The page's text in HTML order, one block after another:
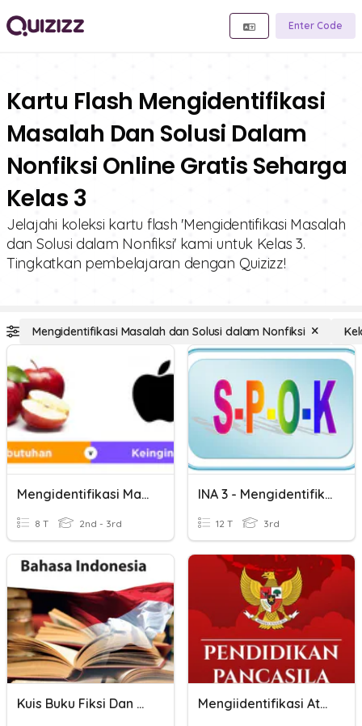
Enter Code
Kartu Flash Mengidentifikasi
Masalah Dan Solusi Dalam
Nonfiksi Online Gratis Seharga
Kelas 3
Jelajahi koleksi kartu flash 'Mengidentifikasi Masalah
dan Solusi dalam Nonfiksi' kami untuk Kelas 3.
Tingkatkan pembelajaran dengan Quizizz!
Mengidentifikasi Masalah dan Solusi dalam Nonfiksi
Mengidentifikasi Masalah
8 T 2nd - 3rd
INA 3 - Mengidentifikasi SPOK Dalam Kalimat
12 T 3rd
Kuis Buku Fiksi Dan Nonfiksi Mengiidentifikasi Aturan Sekolah, Keluarga Dan Masyarakat